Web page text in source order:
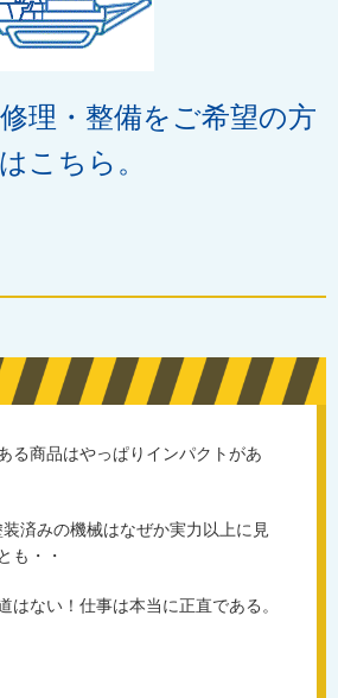
理・整備をご希望の方
はこちら。
る商品はやっぱりインパクトがあ
済みの機械はなぜか実力以上に見
も・・
はない！仕事は本当に正直である。